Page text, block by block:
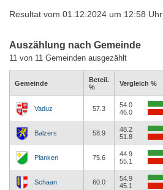
Resultat vom 01.12.2024 um 12:58 Uhr
Auszählung nach Gemeinde
11 von 11 Gemeinden ausgezählt
Gemeinde
Beteil.
%
Vergleich %
Vaduz 57.3
54.0
46.0
Balzers 58.9
48.2
51.8
Planken 75.6
44.9
55.1
Schaan 60.0
54.9
45.1